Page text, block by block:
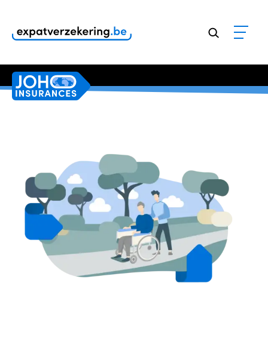
Klanten geven onze dienstverlening een